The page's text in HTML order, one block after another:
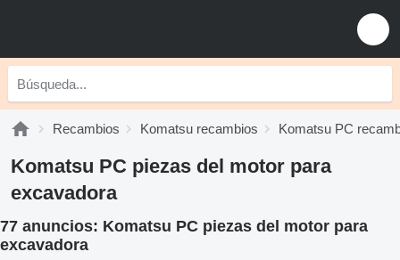
Recambios Komatsu recambios Komatsu PC
Komatsu PC piezas del motor para
excavadora
77 anuncios: Komatsu PC piezas del motor para
excavadora